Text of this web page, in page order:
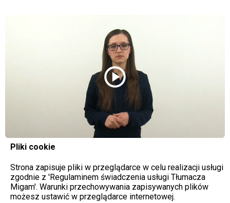
play_circle
Pliki cookie
Strona zapisuje pliki w przeglądarce w celu realizacji usługi
zgodnie z 'Regulaminem świadczenia usługi Tłumacza
Migam'. Warunki przechowywania zapisywanych plików
możesz ustawić w przeglądarce internetowej.